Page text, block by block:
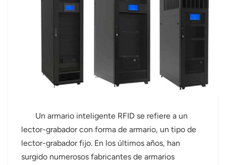
Português
Nederland
عربي
日语
Türk
Ελληνικά
Un armario inteligente RFID se refiere a un
lector-grabador con forma de armario, un tipo de
lector-grabador fijo. En los últimos años, han
surgido numerosos fabricantes de armarios